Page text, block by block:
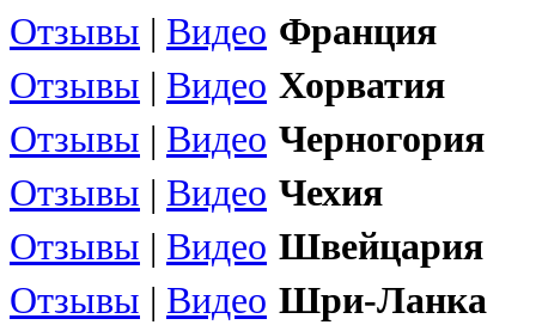
Отзывы | Видео Франция
Отзывы | Видео Хорватия
Отзывы | Видео Черногория
Отзывы | Видео Чехия
Отзывы | Видео Швейцария
Отзывы | Видео Шри-Ланка